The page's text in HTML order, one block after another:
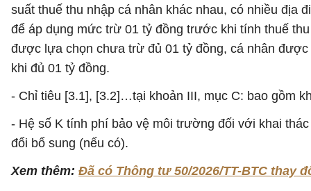
suất thuế thu nhập cá nhân khác nhau, có nhiều địa
để áp dụng mức trừ 01 tỷ đồng trước khi tính thuế
được lựa chọn chưa trừ đủ 01 tỷ đồng, cá nhân
khi đủ 01 tỷ đồng.
- Chỉ tiêu [3.1], [3.2]…tại khoản III, mục C: bao gồm
- Hệ số K tính phí bảo vệ môi trường đối với khai
đổi bổ sung (nếu có).
Xem thêm: Đã có Thông tư 50/2026/TT-BTC thay